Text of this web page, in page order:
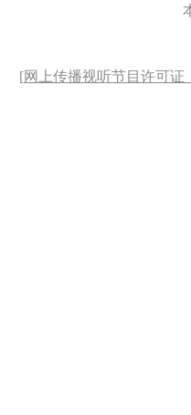
[网上传播视听节目许可证